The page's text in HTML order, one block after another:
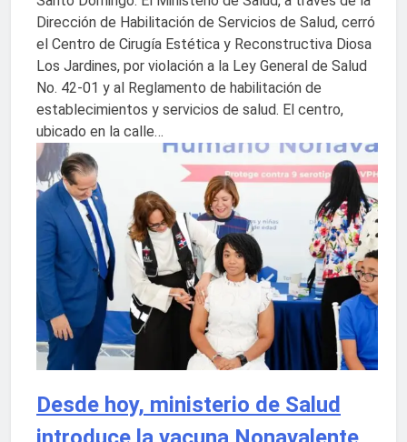
Dirección de Habilitación de Servicios de Salud, cerró
el Centro de Cirugía Estética y Reconstructiva Diosa
Los Jardines, por violación a la Ley General de Salud
No. 42-01 y al Reglamento de habilitación de
establecimientos y servicios de salud. El centro,
ubicado en la calle…
Desde hoy, ministerio de Salud